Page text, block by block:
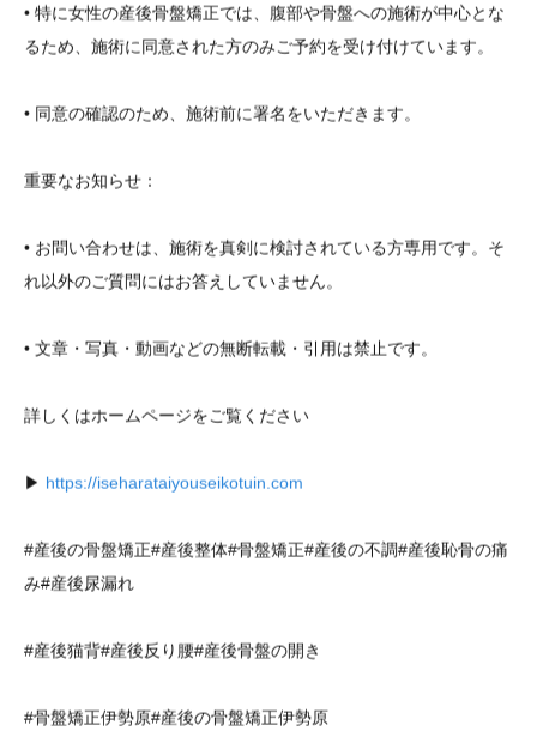
• 特に女性の産後骨盤矯正では、腹部や骨盤への施術が中心とな
るため、施術に同意された方のみご予約を受け付けています。
• 同意の確認のため、施術前に署名をいただきます。
重要なお知らせ：
• お問い合わせは、施術を真剣に検討されている方専用です。そ
れ以外のご質問にはお答えしていません。
• 文章・写真・動画などの無断転載・引用は禁止です。
詳しくはホームページをご覧ください
▶ https://iseharataiyouseikotuin.com
#産後の骨盤矯正#産後整体#骨盤矯正#産後の不調#産後恥骨の痛
み#産後尿漏れ
#産後猫背#産後反り腰#産後骨盤の開き
#骨盤矯正伊勢原#産後の骨盤矯正伊勢原